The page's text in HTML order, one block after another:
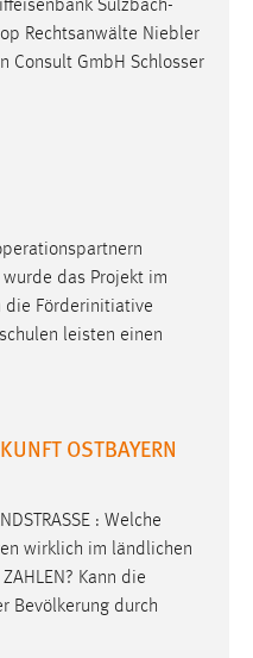
Sulzbach-
Rechtsanwälte Niebler
Consult GmbH Schlosser
das Projekt im
die Förderinitiative
leisten einen
OSTBAYERN
: Welche
wirklich im ländlichen
Kann die
Bevölkerung durch
mibew_locale, mibew-
nutzen zu können.
mibew_locale = 3
sich an der Website